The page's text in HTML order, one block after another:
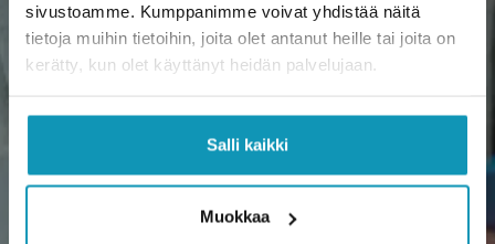
sivustoamme. Kumppanimme voivat yhdistää näitä
tietoja muihin tietoihin, joita olet antanut heille tai joita on
kerätty, kun olet käyttänyt heidän palvelujaan.
Salli kaikki
Muokkaa